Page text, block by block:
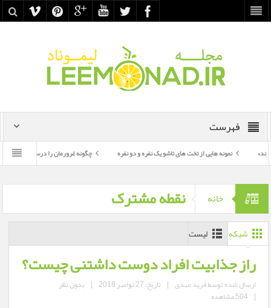
فهرست
نمونه هایی از تخت های تاشو یک نفره و دو نفره چگونه غرورمان را درست به کار بگیریم؟
خانه نقطه مشترک
شبکه لیست
راز جذابیت افراد دوست داشتنی چیست؟
ارسال شده توسطفرید عبدی | تاریخ: 27 نوامبر 2018 | بدون نظر
| 504 مشاهده